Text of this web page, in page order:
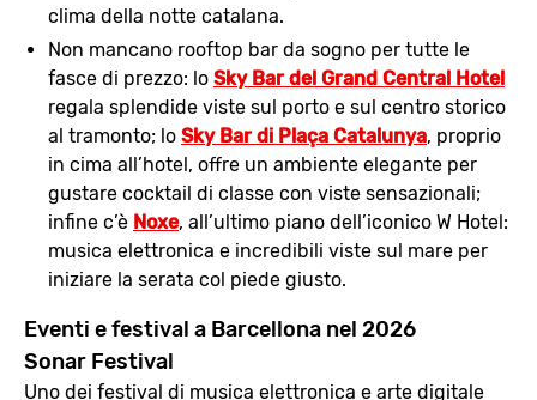
clima della notte catalana.
Non mancano rooftop bar da sogno per tutte le
fasce di prezzo: lo Sky Bar del Grand Central Hotel
regala splendide viste sul porto e sul centro storico
al tramonto; lo Sky Bar di Plaça Catalunya, proprio
in cima all’hotel, offre un ambiente elegante per
gustare cocktail di classe con viste sensazionali;
infine c’è Noxe, all’ultimo piano dell’iconico W Hotel:
musica elettronica e incredibili viste sul mare per
iniziare la serata col piede giusto.
Eventi e festival a Barcellona nel 2026
Sonar Festival
Uno dei festival di musica elettronica e arte digitale